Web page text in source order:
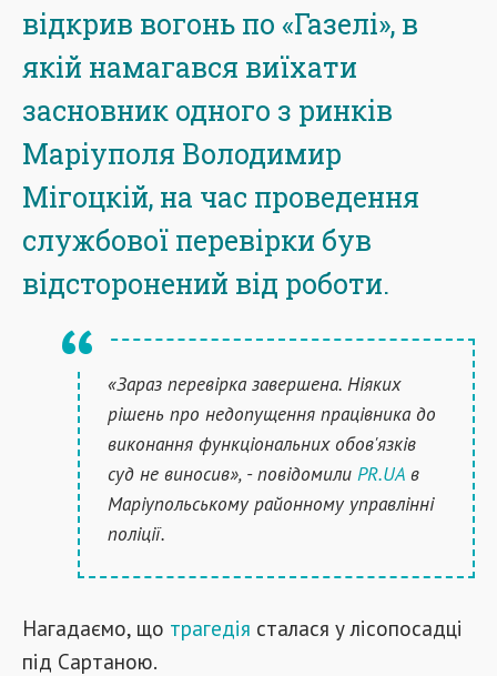
відкрив вогонь по «Газелі», в
якій намагався виїхати
засновник одного з ринків
Маріуполя Володимир
Мігоцкій, на час проведення
службової перевірки був
відсторонений від роботи.
«Зараз перевірка завершена. Ніяких
рішень про недопущення працівника до
виконання функціональних обов'язків
суд не виносив», - повідомили PR.UA в
Маріупольському районному управлінні
поліції.
Нагадаємо, що трагедія сталася у лісопосадці
під Сартаною.